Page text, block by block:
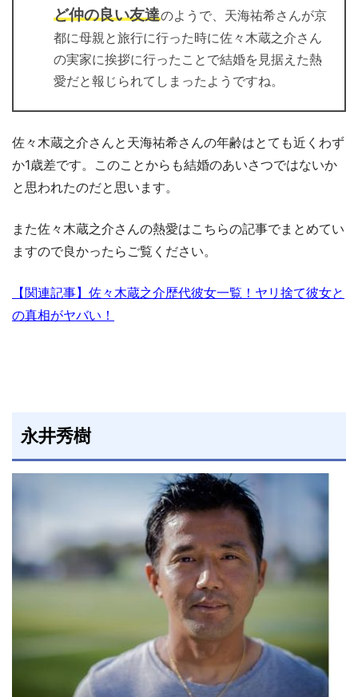
ど仲の良い友達のようで、天海祐希さんが京
都に母親と旅行に行った時に佐々木蔵之介さん
の実家に挨拶に行ったことで結婚を見据えた熱
愛だと報じられてしまったようですね。
佐々木蔵之介さんと天海祐希さんの年齢はとても近くわず
か1歳差です。このことからも結婚のあいさつではないか
と思われたのだと思います。
また佐々木蔵之介さんの熱愛はこちらの記事でまとめてい
ますので良かったらご覧ください。
【関連記事】佐々木蔵之介歴代彼女一覧！ヤリ捨て彼女と
の真相がヤバい！
永井秀樹